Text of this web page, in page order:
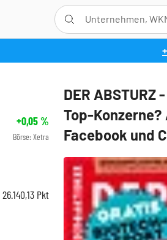
DER
Top-
Facebook und
+0,05%
Börse: Xetra
26.140,13 Pkt